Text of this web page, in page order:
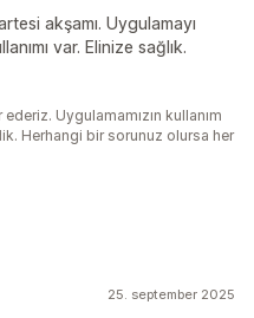
akşamı. Uygulamayı
var. Elinize sağlık.
Uygulamamızın kullanım
Herhangi bir sorunuz olursa her
25. september 2025